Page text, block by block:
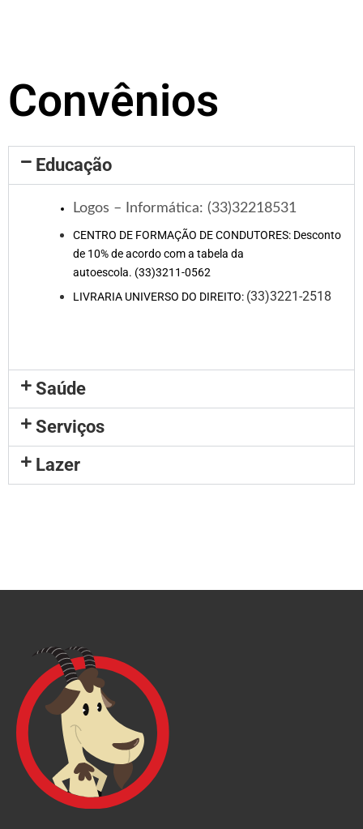
Convênios
Educação
Logos – Informática: (33)32218531
CENTRO DE FORMAÇÃO DE CONDUTORES: Desconto
de 10% de acordo com a tabela da
autoescola. (33)3211-0562
LIVRARIA UNIVERSO DO DIREITO: (33)3221-2518
Saúde
Serviços
Lazer